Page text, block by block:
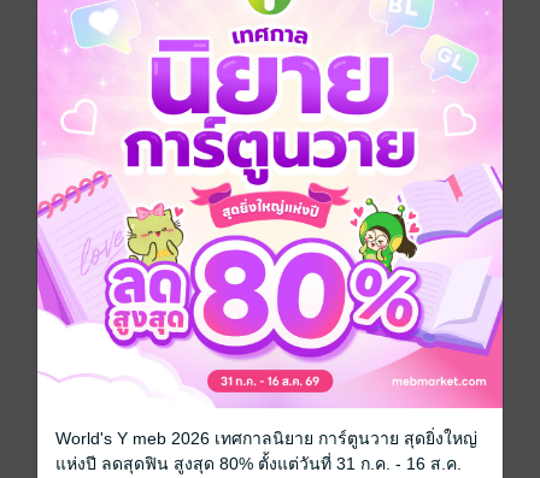
การ์ตูนญี่ปุ่น การ์ตูนผู้ชาย กีฬา
ก้าวแรกสู่สังเวียน
ประเภทไฟล์ pdf
วันที่วางขาย 27 กรกฎาคม 2565
ความยาว 184 หน้า
ราคาปก 90 บาท (ประหยัด 23%)
เล่มอื่นๆ ในซีรีส์ ดูทั้งหมด
World's Y meb 2026 เทศกาลนิยาย การ์ตูนวาย สุดยิ่งใหญ่
แห่งปี ลดสุดฟิน สูงสุด 80% ตั้งแต่วันที่ 31 ก.ค. - 16 ส.ค.